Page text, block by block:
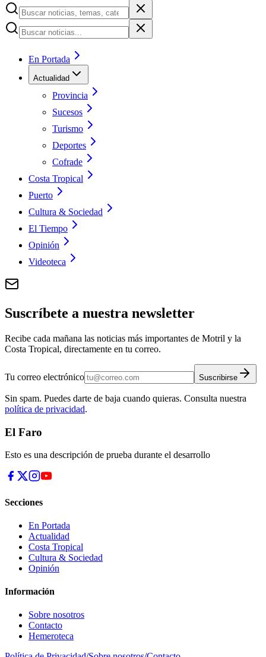
En Portada
Actualidad
Provincia
Sucesos
Turismo
Deportes
Cofrade
Costa Tropical
Puerto
Cultura & Sociedad
El Tiempo
Opinión
Videoteca
Suscríbete a nuestra newsletter
Recibe cada mañana las noticias más importantes de Motril y la
Costa Tropical, directamente en tu correo.
Tu correo electrónico Suscribirse
Sin spam. Puedes darte de baja cuando quieras. Consulta nuestra
política de privacidad.
El Faro
Esto es una descripción de prueba durante el desarrollo
Secciones
En Portada
Actualidad
Costa Tropical
Cultura & Sociedad
Opinión
Información
Sobre nosotros
Contacto
Hemeroteca